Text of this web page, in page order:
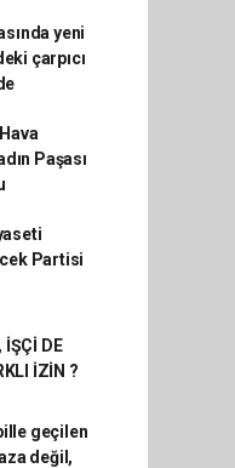
yeni
çarpıcı
Paşası
Partisi
İŞÇİ DE
İZİN ?
geçilen
değil,